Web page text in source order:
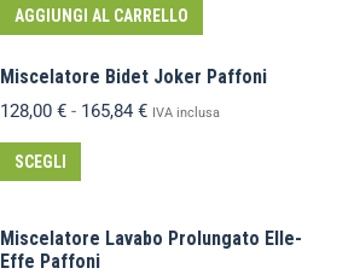
AGGIUNGI AL CARRELLO
Miscelatore Bidet Joker Paffoni
128,00 € - 165,84 € IVA inclusa
SCEGLI
Miscelatore Lavabo Prolungato Elle-
Effe Paffoni